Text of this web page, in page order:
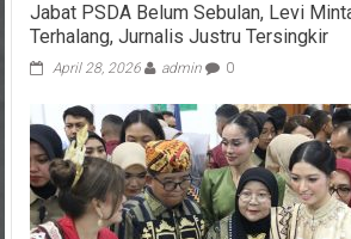
Jabat PSDA Belum Sebulan, Levi
Terhalang, Jurnalis Justru Tersingkir
April 28, 2026 admin 0